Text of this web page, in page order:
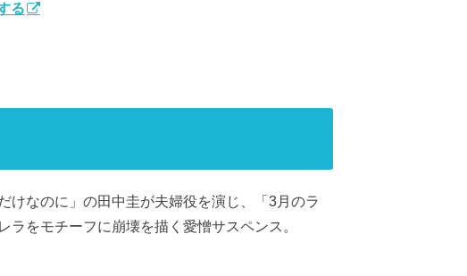
る
なのに」の田中圭が夫婦役を演じ、「3月のラ
をモチーフに崩壊を描く愛憎サスペンス。